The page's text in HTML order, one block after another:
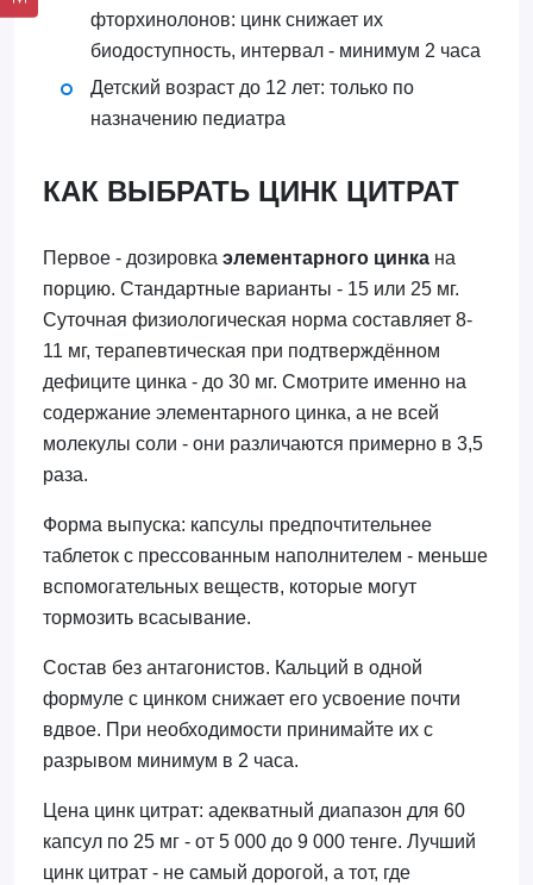
фторхинолонов: цинк снижает их
биодоступность, интервал - минимум 2 часа
Детский возраст до 12 лет: только по
назначению педиатра
КАК ВЫБРАТЬ ЦИНК ЦИТРАТ
Первое - дозировка элементарного цинкана
порцию. Стандартные варианты - 15 или 25 мг.
Суточная физиологическая норма составляет 8-
11 мг, терапевтическая при подтверждённом
дефиците цинка - до 30 мг. Смотрите именно на
содержание элементарного цинка, а не всей
молекулы соли - они различаются примерно в 3,5
раза.
Форма выпуска: капсулы предпочтительнее
таблеток с прессованным наполнителем - меньше
вспомогательных веществ, которые могут
тормозить всасывание.
Состав без антагонистов. Кальций в одной
формуле с цинком снижает его усвоение почти
вдвое. При необходимости принимайте их с
разрывом минимум в 2 часа.
Цена цинк цитрат: адекватный диапазон для 60
капсул по 25 мг - от 5 000 до 9 000 тенге. Лучший
цинк цитрат - не самый дорогой, а тот, где